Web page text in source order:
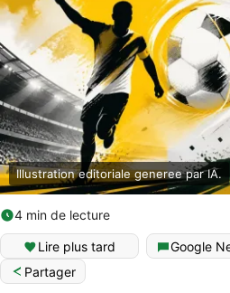
Illustration editoriale generee par IA.
4 min de lecture
Lire plus tard Google
Partager